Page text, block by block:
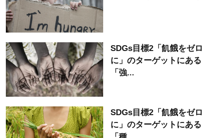
SDGs目標2「飢餓をゼロ
に」のターゲットにある
「強...
SDGs目標2「飢餓をゼロ
に」のターゲットにある